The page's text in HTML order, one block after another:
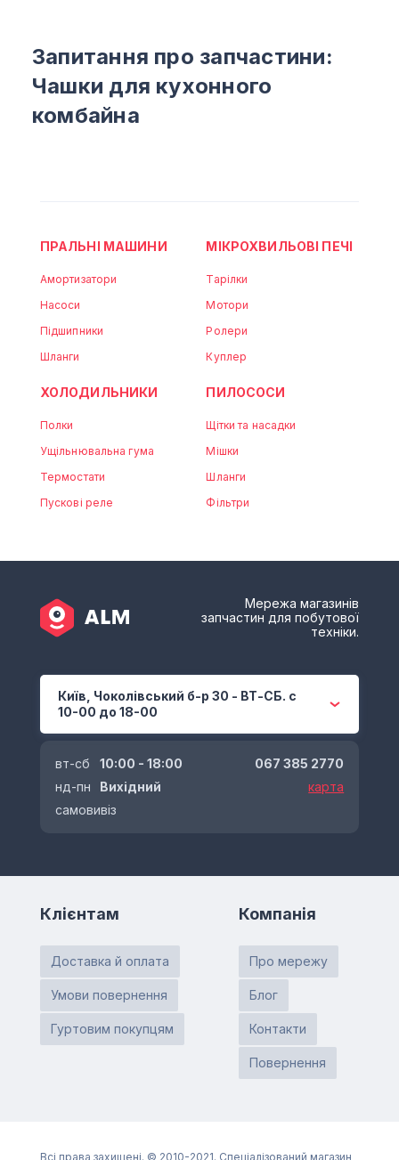
Запитання про запчастини:
Чашки для кухонного
комбайна
ПРАЛЬНІ МАШИНИ
Амортизатори
Насоси
Підшипники
Шланги
МІКРОХВИЛЬОВІ ПЕЧІ
Тарілки
Мотори
Ролери
Куплер
ХОЛОДИЛЬНИКИ
Полки
Ущільнювальна гума
Термостати
Пускові реле
ПИЛОСОСИ
Щітки та насадки
Мішки
Шланги
Фільтри
Мережа магазинів
запчастин для побутової
техніки.
Київ, Чоколівський б-р 30 - ВТ-СБ. с
10-00 до 18-00
вт-сб
10:00 - 18:00
нд-пн
Вихідний
самовивіз
067 385 2770
карта
Клієнтам
Доставка й оплата
Умови повернення
Гуртовим покупцям
Компанія
Про мережу
Блог
Контакти
Повернення
Всі права захищені. © 2010-2021. Спеціалізований магазин